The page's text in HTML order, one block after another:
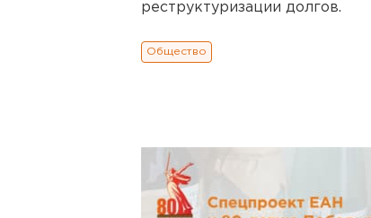
реструктуризации долгов.
Общество